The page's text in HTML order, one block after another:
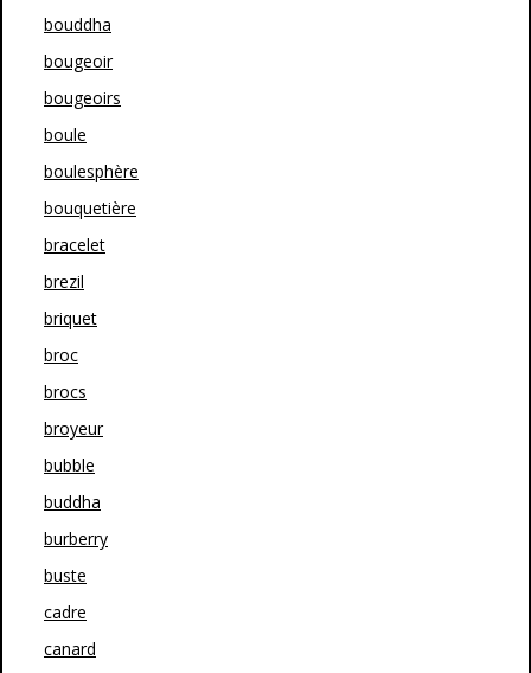
bouddha
bougeoir
bougeoirs
boule
boulesphère
bouquetière
bracelet
brezil
briquet
broc
brocs
broyeur
bubble
buddha
burberry
buste
cadre
canard